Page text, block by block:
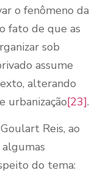
o fenômeno da
fato de que as
sob
assume
alterando
urbanização[23].
Reis, ao
do tema: